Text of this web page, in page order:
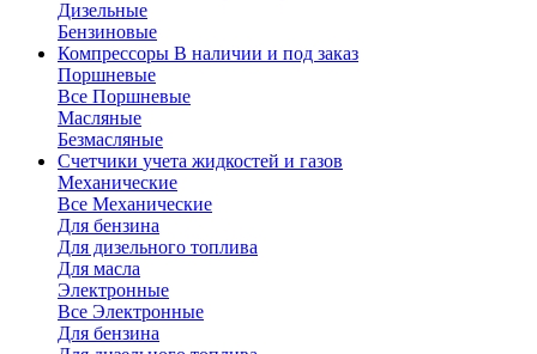
Дизельные
Бензиновые
Компрессоры В наличии и под заказ
Поршневые
Все Поршневые
Масляные
Безмасляные
Счетчики учета жидкостей и газов
Механические
Все Механические
Для бензина
Для дизельного топлива
Для масла
Электронные
Все Электронные
Для бензина